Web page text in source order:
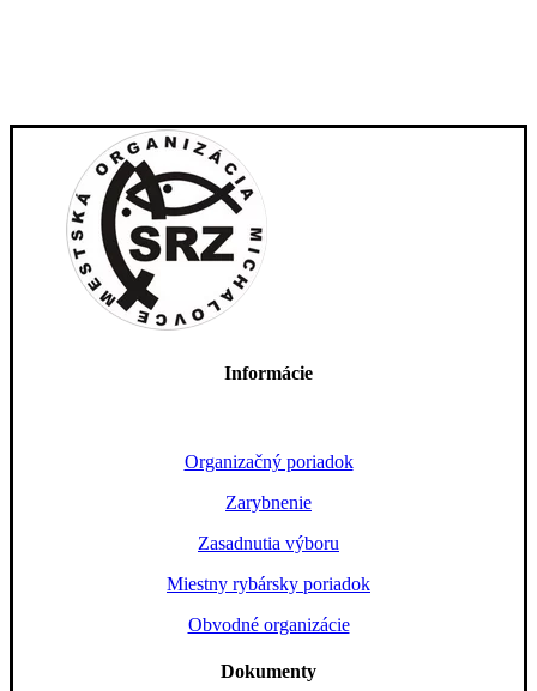
Informácie
Organizačný poriadok
Zarybnenie
Zasadnutia výboru
Miestny rybársky poriadok
Obvodné organizácie
Dokumenty